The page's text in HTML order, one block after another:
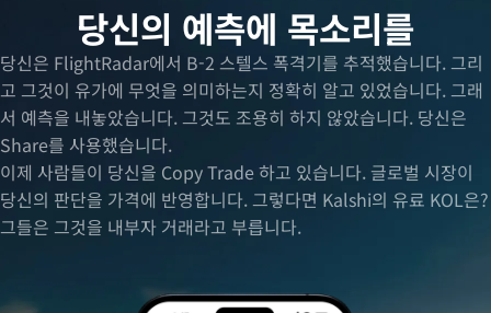
당신의 예측에 목소리를
당신은 FlightRadar에서 B-2 스텔스 폭격기를 추적했습니다. 그리
고 그것이 유가에 무엇을 의미하는지 정확히 알고 있었습니다. 그래
서 예측을 내놓았습니다. 그것도 조용히 하지 않았습니다. 당신은
Share를 사용했습니다.
이제 사람들이 당신을 Copy Trade 하고 있습니다. 글로벌 시장이
당신의 판단을 가격에 반영합니다. 그렇다면 Kalshi의 유료 KOL은?
그들은 그것을 내부자 거래라고 부릅니다.